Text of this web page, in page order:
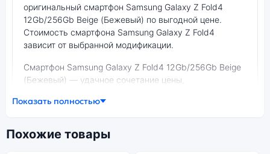
оригинальный смартфон Samsung Galaxy Z Fold4
12Gb/256Gb Beige (Бежевый) по выгодной цене.
Стоимость смартфона Samsung Galaxy Z Fold4
зависит от выбранной модификации.
смартфон Samsung Galaxy Z Fold4 12Gb/256Gb Beige
(Бежевый) — удачное сочетание цены,
разных конфигурациях и цветах — выбирайте под
Показать полностью
Похожие товары